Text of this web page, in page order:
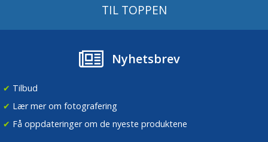
TIL TOPPEN
Nyhetsbrev
✔ Tilbud
✔ Lær mer om fotografering
✔ Få oppdateringer om de nyeste produktene